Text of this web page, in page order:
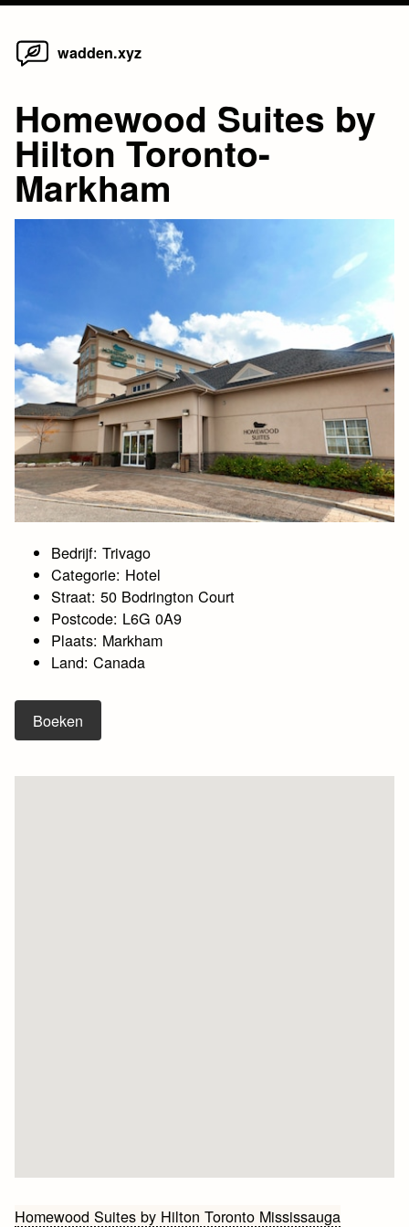
Skip
wadden.xyz
Homewood Suites by
Hilton Toronto-
Markham
Bedrijf: Trivago
Categorie: Hotel
Straat: 50 Bodrington Court
Postcode: L6G 0A9
Plaats: Markham
Land: Canada
Boeken
Bericht
Homewood Suites by Hilton Toronto Mississauga